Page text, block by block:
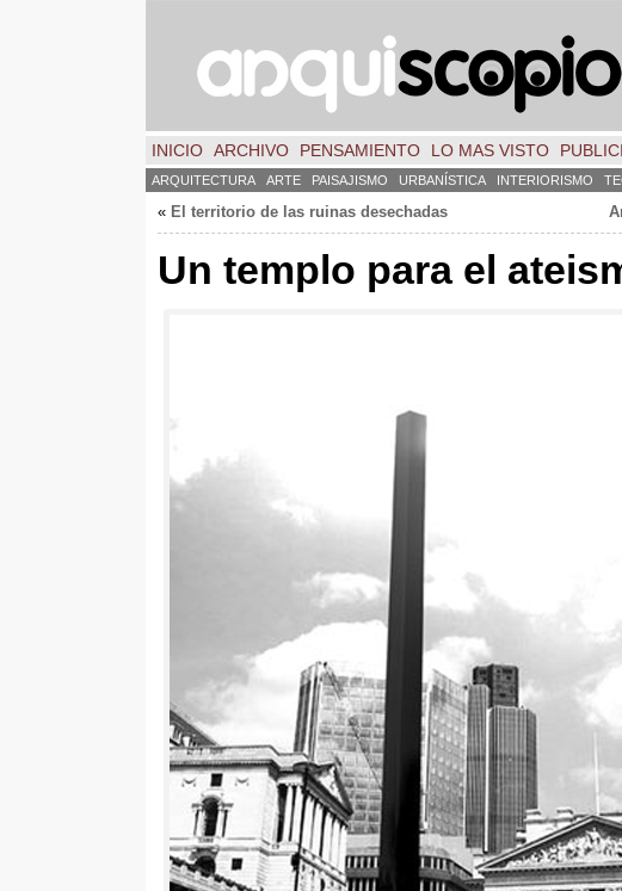
INICIO ARCHIVO PENSAMIENTO LO MAS VISTO
ARQUITECTURA ARTE PAISAJISMO URBANÍSTICA INTERIORISMO
« El territorio de las ruinas desechadas
Un templo para el